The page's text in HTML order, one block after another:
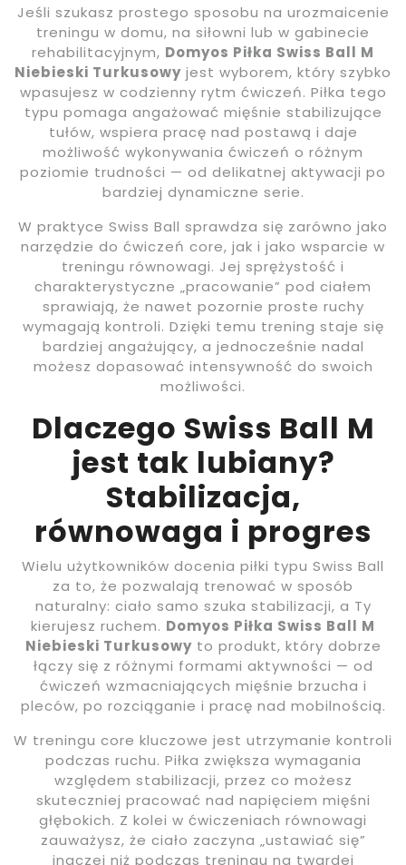
Jeśli szukasz prostego sposobu na urozmaicenie
treningu w domu, na siłowni lub w gabinecie
rehabilitacyjnym, Domyos Piłka Swiss Ball M
Niebieski Turkusowy jest wyborem, który szybko
wpasujesz w codzienny rytm ćwiczeń. Piłka tego
typu pomaga angażować mięśnie stabilizujące
tułów, wspiera pracę nad postawą i daje
możliwość wykonywania ćwiczeń o różnym
poziomie trudności — od delikatnej aktywacji po
bardziej dynamiczne serie.
W praktyce Swiss Ball sprawdza się zarówno jako
narzędzie do ćwiczeń core, jak i jako wsparcie w
treningu równowagi. Jej sprężystość i
charakterystyczne „pracowanie” pod ciałem
sprawiają, że nawet pozornie proste ruchy
wymagają kontroli. Dzięki temu trening staje się
bardziej angażujący, a jednocześnie nadal
możesz dopasować intensywność do swoich
możliwości.
Dlaczego Swiss Ball M
jest tak lubiany?
Stabilizacja,
równowaga i progres
Wielu użytkowników docenia piłki typu Swiss Ball
za to, że pozwalają trenować w sposób
naturalny: ciało samo szuka stabilizacji, a Ty
kierujesz ruchem. Domyos Piłka Swiss Ball M
Niebieski Turkusowyto produkt, który dobrze
łączy się z różnymi formami aktywności — od
ćwiczeń wzmacniających mięśnie brzucha i
pleców, po rozciąganie i pracę nad mobilnością.
W treningu core kluczowe jest utrzymanie kontroli
podczas ruchu. Piłka zwiększa wymagania
względem stabilizacji, przez co możesz
skuteczniej pracować nad napięciem mięśni
głębokich. Z kolei w ćwiczeniach równowagi
zauważysz, że ciało zaczyna „ustawiać się”
inaczej niż podczas treningu na twardej